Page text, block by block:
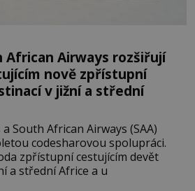
African Airways rozšiřují
nově zpřístupní
v jižní a střední
South African Airways (SAA)
codesharovou spolupráci.
zpřístupní cestujícím devět
a střední Africe a u